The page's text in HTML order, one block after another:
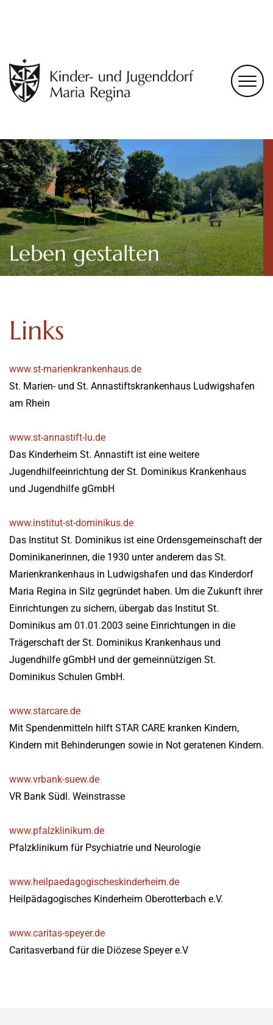
Leben gestalten
Links
www.st-marienkrankenhaus.de
St. Marien- und St. Annastiftskrankenhaus Ludwigshafen
am Rhein
www.st-annastift-lu.de
Das Kinderheim St. Annastift ist eine weitere
Jugendhilfeeinrichtung der St. Dominikus Krankenhaus
und Jugendhilfe gGmbH
www.institut-st-dominikus.de
Das Institut St. Dominikus ist eine Ordensgemeinschaft der
Dominikanerinnen, die 1930 unter anderem das St.
Marienkrankenhaus in Ludwigshafen und das Kinderdorf
Maria Regina in Silz gegründet haben. Um die Zukunft ihrer
Einrichtungen zu sichern, übergab das Institut St.
Dominikus am 01.01.2003 seine Einrichtungen in die
Trägerschaft der St. Dominikus Krankenhaus und
Jugendhilfe gGmbH und der gemeinnützigen St.
Dominikus Schulen GmbH.
www.starcare.de
Mit Spendenmitteln hilft STAR CARE kranken Kindern,
Kindern mit Behinderungen sowie in Not geratenen Kindern.
www.vrbank-suew.de
VR Bank Südl. Weinstrasse
www.pfalzklinikum.de
Pfalzklinikum für Psychiatrie und Neurologie
www.heilpaedagogischeskinderheim.de
Heilpädagogisches Kinderheim Oberotterbach e.V.
www.caritas-speyer.de
Caritasverband für die Diözese Speyer e.V